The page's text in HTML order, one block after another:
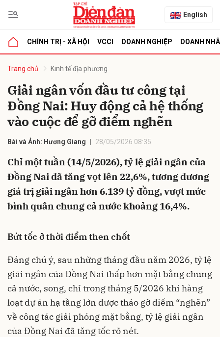
English
CHÍNH TRỊ - XÃ HỘI VCCI DOANH NGHIỆP DOANH
Trang chủ Kinh tế địa phương
Giải ngân vốn đầu tư công tại
Đồng Nai: Huy động cả hệ thống
vào cuộc để gỡ điểm nghẽn
Bài và Ảnh: Hương Giang 28/05/2026 08:35
Chỉ một tuần (14/5/2026), tỷ lệ giải ngân của
Đồng Nai đã tăng vọt lên 22,6%, tương đương
giá trị giải ngân hơn 6.139 tỷ đồng, vượt mức
bình quân chung cả nước khoảng 16,4%.
Bứt tốc ở thời điểm then chốt
Đáng chú ý, sau những tháng đầu năm 2026, tỷ lệ
giải ngân của Đồng Nai thấp hơn mặt bằng chung
cả nước, song, chỉ trong tháng 5/2026 khi hàng
loạt dự án hạ tầng lớn được tháo gỡ điểm “nghẽn”
về công tác giải phóng mặt bằng, tỷ lệ giải ngân
của Đồng Nai đã tăng tốc rõ nét.
luận
Hủy